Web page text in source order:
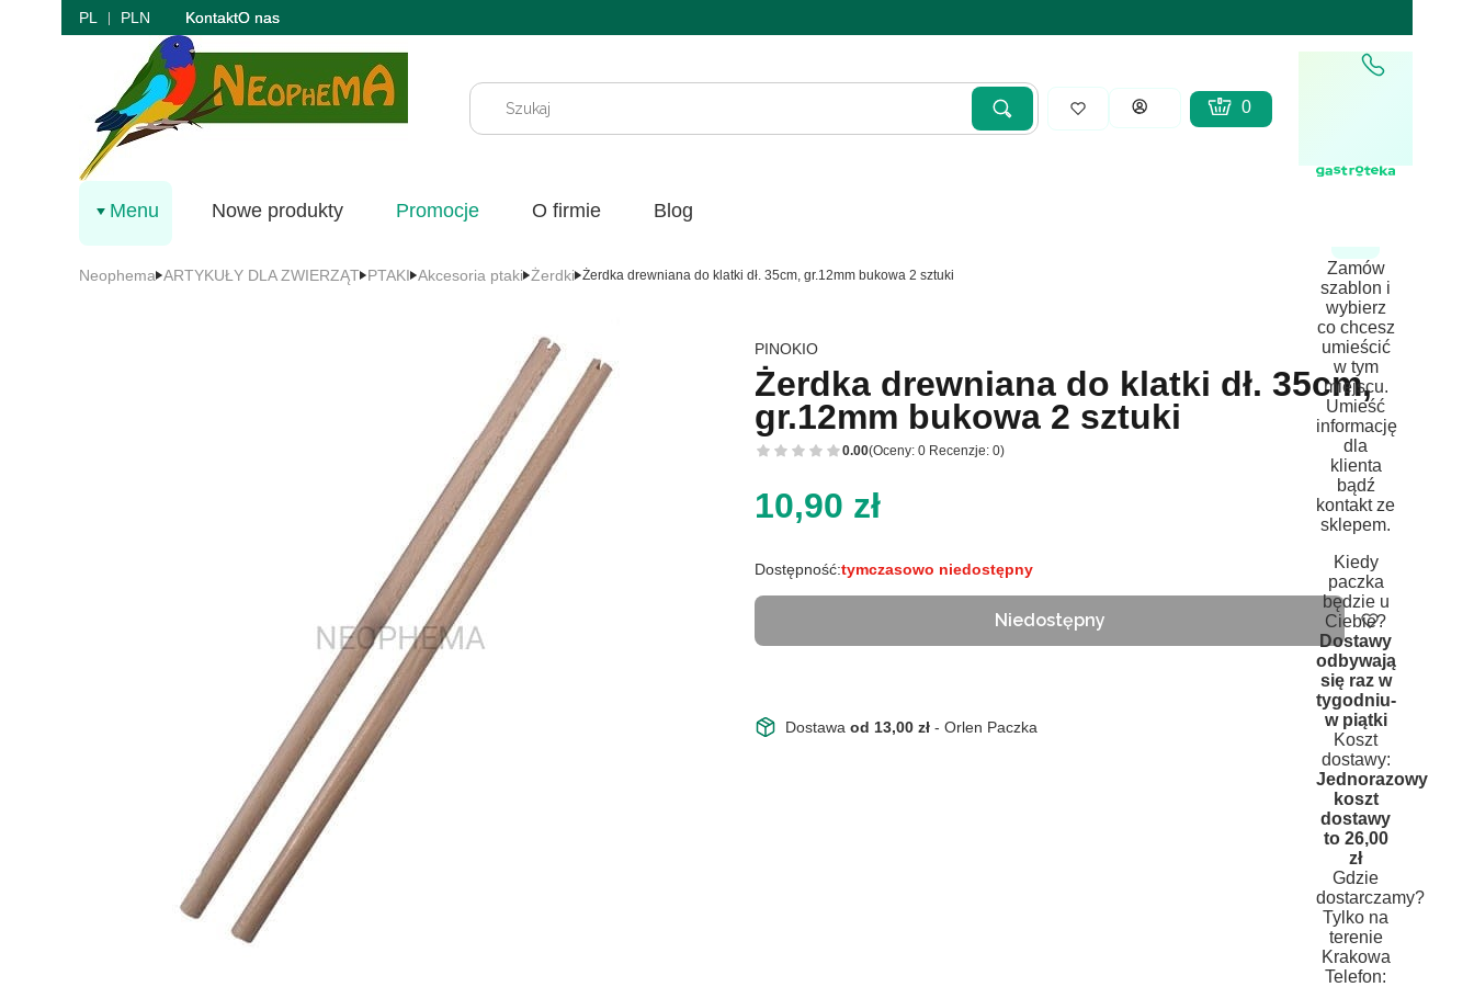
PL PLN KontaktO nas
WyczyśćSzukaj Zaloguj się
Produkty w koszyku: 0. Zobacz
Koszyk
Zamów
szablon i
wybierz
co chcesz
umieścić
w tym
miejscu.
Umieść
informację
dla
klienta
bądź
kontakt ze
sklepem.
Kiedy
paczka
będzie u
Ciebie?
Dostawy
odbywają
się raz w
tygodniu-
w piątki
Koszt
dostawy:
Jednorazowy
koszt
dostawy
to 26,00
zł
Gdzie
dostarczamy?
Tylko na
terenie
Krakowa
Telefon:
Menu Nowe produkty Promocje O firmie Blog
Neophema ARTYKUŁY DLA ZWIERZĄT PTAKI Akcesoria ptaki Żerdki Żerdka drewniana do klatki dł. 35cm, gr.12mm bukowa 2 sztuki
PINOKIO
Żerdka drewniana do klatki dł. 35cm,
gr.12mm bukowa 2 sztuki
0.00(Oceny: 0 Recenzje: 0)
Cena
10,90 zł
Dostępność:tymczasowo niedostępny
Niedostępny
Dostawa od 13,00 zł - Orlen Paczka